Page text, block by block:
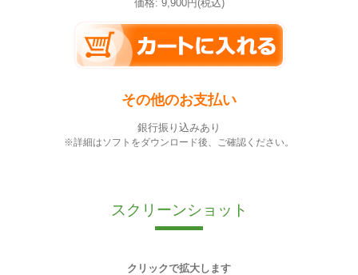
価格: 9,900円(税込)
その他のお支払い
銀行振り込みあり
※詳細はソフトをダウンロード後、ご確認ください。
スクリーンショット
クリックで拡大します